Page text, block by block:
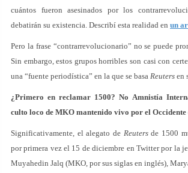
cuántos fueron asesinados por los
debatirán su existencia. Describí esta realidad en un
Pero la frase “contrarrevolucionario” no se puede
Sin embargo, estos grupos horribles son casi con
una “fuente periodística” en la que se basa Reuters en
¿Primero en reclamar 1500? No Amnistía
culto loco de MKO mantenido vivo por el Occidente
Significativamente, el alegato de Reutersde 1500
por primera vez el 15 de diciembre en Twitter por la
Muyahedin Jalq (MKO, por sus siglas en inglés),